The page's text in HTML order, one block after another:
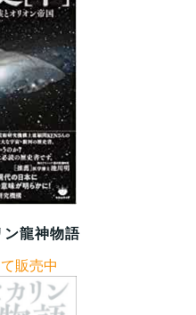
ン龍神物語
販売中